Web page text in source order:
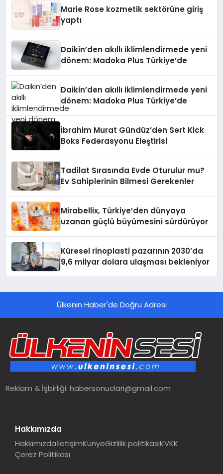
Marie Rose kozmetik sektörüne giriş
yaptı
Daikin’den akıllı iklimlendirmede yeni
dönem: Madoka Plus Türkiye’de
Daikin’den akıllı iklimlendirmede yeni
dönem: Madoka Plus Türkiye’de
İbrahim Murat Gündüz’den Sert Kick
Boks Federasyonu Eleştirisi
Tadilat Sırasında Evde Oturulur mu?
Ev Sahiplerinin Bilmesi Gerekenler
Mirabellix, Türkiye’den dünyaya
uzanan güçlü büyümesini sürdürüyor
Küresel rinoplasti pazarının 2030’da
9,6 milyar dolara ulaşması bekleniyor
Ülkenin Haber'de Doğru Adresi
Reklam & İşbirliği:habersonuclari@gmail.com
Hakkımızda
HakkımızdaİletişimKünyeGizlilik politikasıKVKK
Çerez Politikası